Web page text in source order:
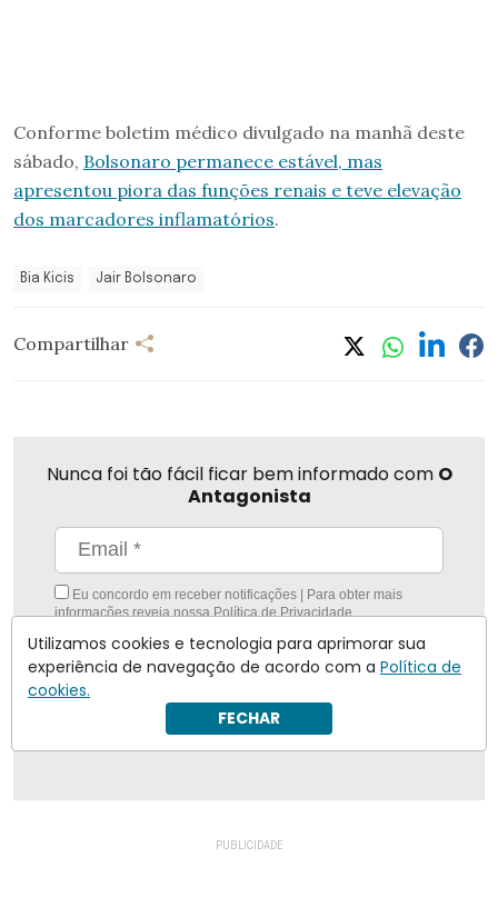
Conforme boletim médico divulgado na manhã deste
sábado, Bolsonaro permanece estável, mas
apresentou piora das funções renais e teve elevação
dos marcadores inflamatórios.
Bia Kicis Jair Bolsonaro
Compartilhar
Nunca foi tão fácil ficar bem informado com O
Antagonista
Eu concordo em receber notificações | Para obter mais
informações reveja nossaPolítica de Privacidade.
Enviar
Inscreva-se
Utilizamos cookies e tecnologia para aprimorar sua
experiência de navegação de acordo com a Política de
cookies.
FECHAR